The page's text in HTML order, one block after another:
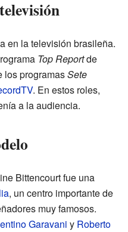
en la televisión brasileña.
Top Reportde
los programasSete
. En estos roles,
a la audiencia.
Bittencourt fue una
, un centro importante de
muy famosos.
Garavani y Roberto